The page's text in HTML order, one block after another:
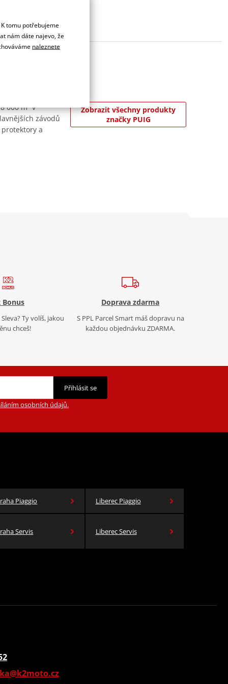
000 m² v
závodů
a
Zobrazit všechny produkty
značky PUIG
Bonus
Ty volíš, jakou
chceš!
Doprava zdarma
S PPL Parcel Smart máš dopravu na
každou objednávku ZDARMA.
Přihlásit se
osobních údajů.
Piaggio Liberec Piaggio
Servis Liberec Servis
tomu potřebujeme
nám dáte najevo, že
naleznete